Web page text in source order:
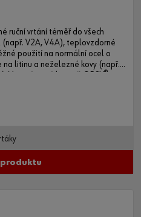
ruční vrtání téměř do všech
V2A, V4A), teplovzdorné
použití na normální ocel o
litinu a neželezné kovy (např.
®